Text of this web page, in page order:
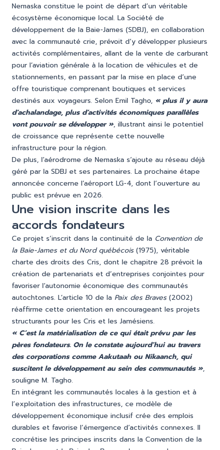
Nemaska constitue le point de départ d’un véritable
écosystème économique local. La Société de
développement de la Baie-James (SDBJ), en collaboration
avec la communauté crie, prévoit d’y développer plusieurs
activités complémentaires, allant de la vente de carburant
pour l’aviation générale à la location de véhicules et de
stationnements, en passant par la mise en place d’une
offre touristique comprenant boutiques et services
destinés aux voyageurs. Selon Emil Tagho, « plus il y aura
d’achalandage, plus d’activités économiques parallèles
vont pouvoir se développer », illustrant ainsi le potentiel
de croissance que représente cette nouvelle
infrastructure pour la région.
De plus, l’aérodrome de Nemaska s’ajoute au réseau déjà
géré par la SDBJ et ses partenaires. La prochaine étape
annoncée concerne l’aéroport LG-4, dont l’ouverture au
public est prévue en 2026.
Une vision inscrite dans les
accords fondateurs
Ce projet s’inscrit dans la continuité de la Convention de
la Baie-James et du Nord québécois(1975), véritable
charte des droits des Cris, dont le chapitre 28 prévoit la
création de partenariats et d’entreprises conjointes pour
favoriser l’autonomie économique des communautés
autochtones. L’article 10 de la Paix des Braves(2002)
réaffirme cette orientation en encourageant les projets
structurants pour les Cris et les Jamésiens.
« C’est la matérialisation de ce qui était prévu par les
pères fondateurs. On le constate aujourd’hui au travers
des corporations comme Aakutaah ou Nikaanch, qui
suscitent le développement au sein des communautés »,
souligne M. Tagho.
En intégrant les communautés locales à la gestion et à
l’exploitation des infrastructures, ce modèle de
développement économique inclusif crée des emplois
durables et favorise l’émergence d’activités connexes. Il
concrétise les principes inscrits dans la Convention de la